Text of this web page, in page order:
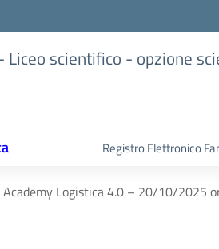
scientifico - opzione
Registro Elettronico
Academy Logistica 4.0 – 20/10/2025